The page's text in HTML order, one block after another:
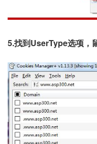
5.找到UserType选项，